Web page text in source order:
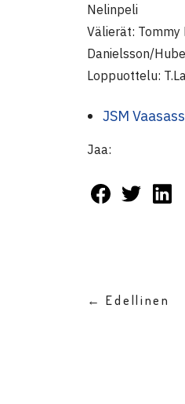
Nelinpeli
Välierät: Tommy
Danielsson/
Loppuottelu:
JSM
Jaa:
← Edellinen